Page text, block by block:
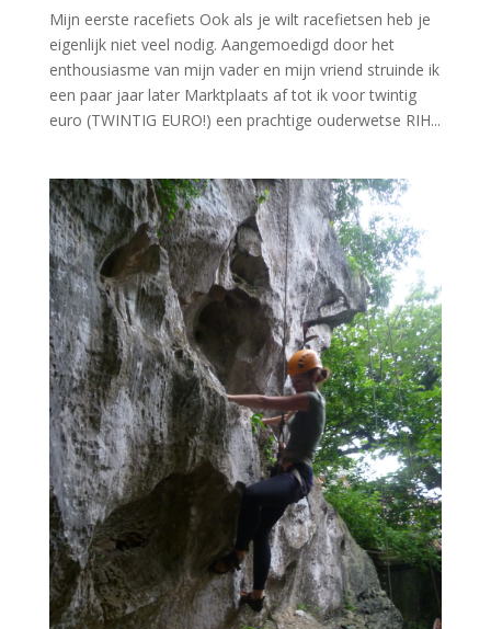
Mijn eerste racefiets Ook als je wilt racefietsen heb je
eigenlijk niet veel nodig. Aangemoedigd door het
enthousiasme van mijn vader en mijn vriend struinde ik
een paar jaar later Marktplaats af tot ik voor twintig
euro (TWINTIG EURO!) een prachtige ouderwetse RIH...